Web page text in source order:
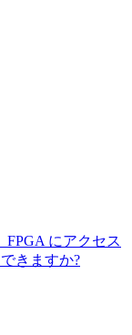
FPGA にアクセス
きますか?